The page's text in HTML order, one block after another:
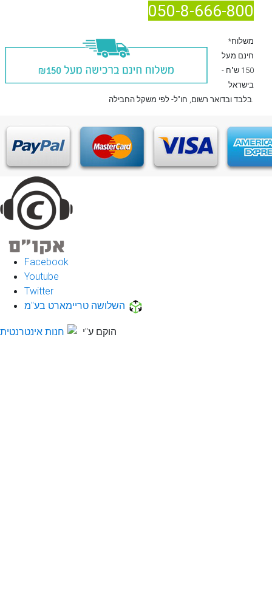
050-8-666-800
*משלוח
חינם מעל
150 ש"ח -
בישראל
בלבדובדואר רשום , חו"ל- לפי משקל החבילה.
Facebook
Youtube
Twitter
השלושה טריימארט בע"מ
הוקם ע"י חנות אינטרנטית